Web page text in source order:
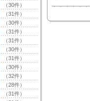
（30件）
（31件）
（30件）
（31件）
（31件）
（30件）
（31件）
（30件）
（32件）
（28件）
（31件）